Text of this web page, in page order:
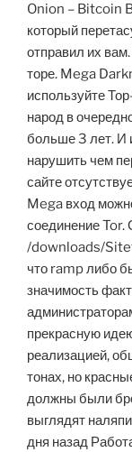
Onion – Bitcoin
который
отправил их
торе. Mega
используйте
народ в
больше 3 лет. И
нарушить чем
сайте
Mega вход
соединение Tor.
/downloads/
что ramp либо
значимость
прекрасную
реализацией,
тонах, но
должны были
выглядят
дня назад